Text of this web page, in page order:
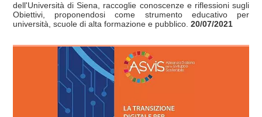
dell'Università di Siena, raccoglie conoscenze e riflessioni sugli
Obiettivi, proponendosi come strumento educativo per
università, scuole di alta formazione e pubblico. 20/07/2021